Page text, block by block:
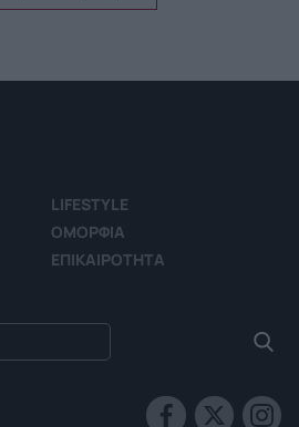
LIFESTYLE
ΟΜΟΡΦΙΑ
ΕΠΙΚΑΙΡΟΤΗΤΑ